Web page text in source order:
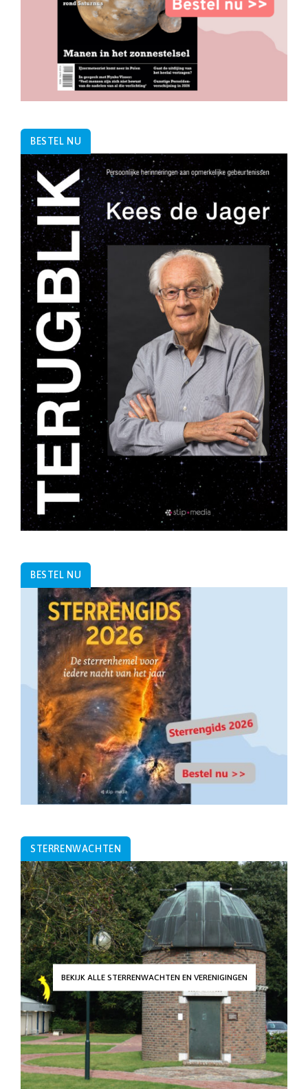
BESTEL NU
BESTEL NU
STERRENWACHTEN
BEKIJK ALLE STERRENWACHTEN EN VERENIGINGEN